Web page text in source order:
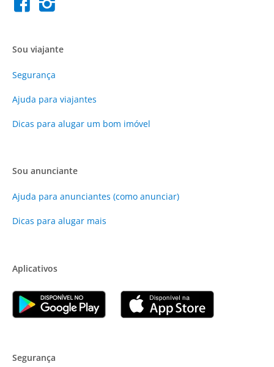
Sou viajante
Segurança
Ajuda para viajantes
Dicas para alugar um bom imóvel
Sou anunciante
Ajuda para anunciantes (como anunciar)
Dicas para alugar mais
Aplicativos
Segurança